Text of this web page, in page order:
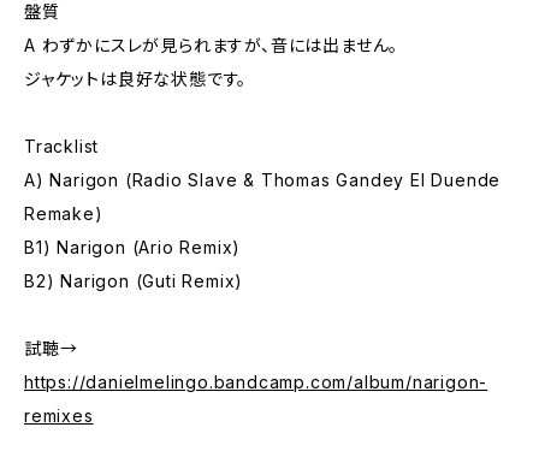
盤質
A わずかにスレが見られますが、音には出ません。
ジャケットは良好な状態です。
Tracklist
A) Narigon (Radio Slave & Thomas Gandey El Duende
Remake)
B1) Narigon (Ario Remix)
B2) Narigon (Guti Remix)
試聴→
https://danielmelingo.bandcamp.com/album/narigon-
remixes